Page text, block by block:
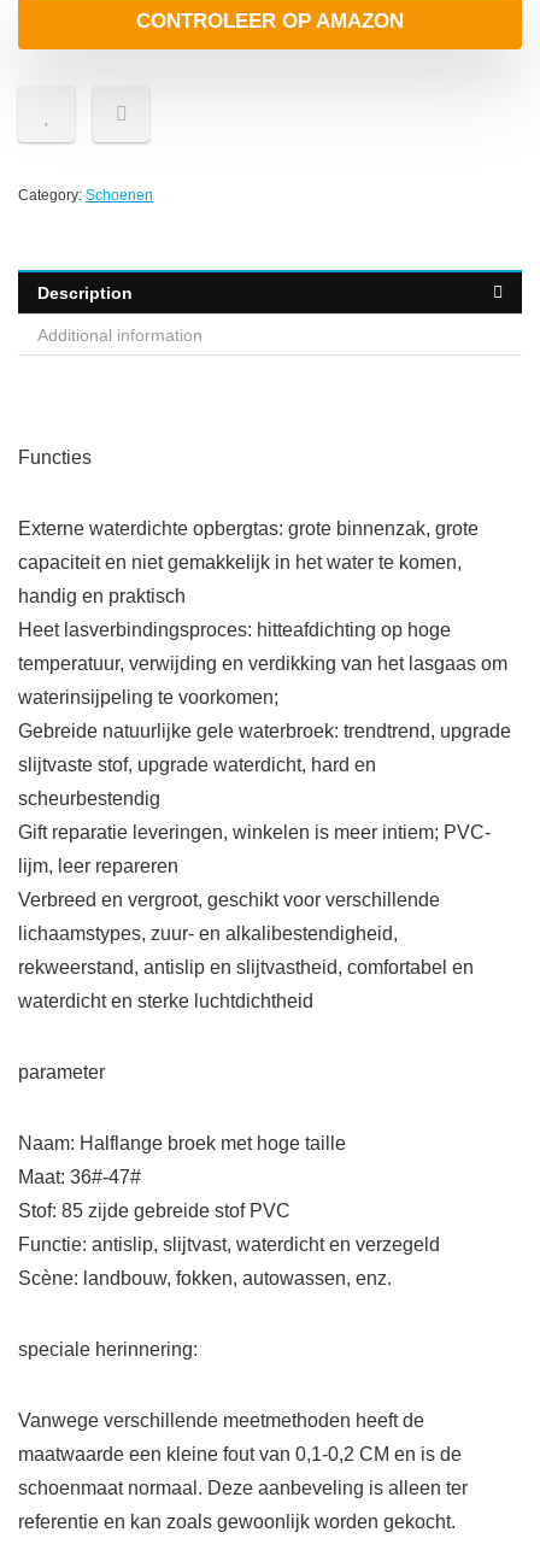
CONTROLEER OP AMAZON
Category: Schoenen
Description
Additional information
Functies
Externe waterdichte opbergtas: grote binnenzak, grote
capaciteit en niet gemakkelijk in het water te komen,
handig en praktisch
Heet lasverbindingsproces: hitteafdichting op hoge
temperatuur, verwijding en verdikking van het lasgaas om
waterinsijpeling te voorkomen;
Gebreide natuurlijke gele waterbroek: trendtrend, upgrade
slijtvaste stof, upgrade waterdicht, hard en
scheurbestendig
Gift reparatie leveringen, winkelen is meer intiem; PVC-
lijm, leer repareren
Verbreed en vergroot, geschikt voor verschillende
lichaamstypes, zuur- en alkalibestendigheid,
rekweerstand, antislip en slijtvastheid, comfortabel en
waterdicht en sterke luchtdichtheid
parameter
Naam: Halflange broek met hoge taille
Maat: 36#-47#
Stof: 85 zijde gebreide stof PVC
Functie: antislip, slijtvast, waterdicht en verzegeld
Scène: landbouw, fokken, autowassen, enz.
speciale herinnering:
Vanwege verschillende meetmethoden heeft de
maatwaarde een kleine fout van 0,1-0,2 CM en is de
schoenmaat normaal. Deze aanbeveling is alleen ter
referentie en kan zoals gewoonlijk worden gekocht.